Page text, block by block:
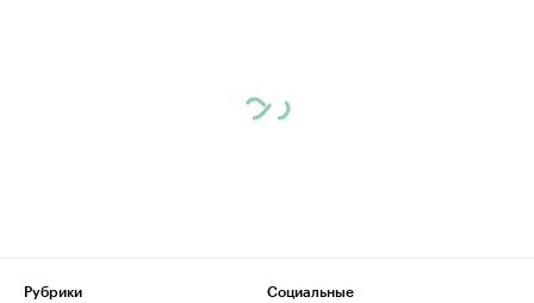
Рубрики
Социальные